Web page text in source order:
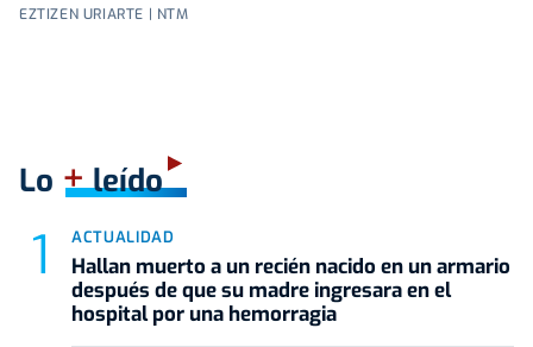
EZTIZEN URIARTE | NTM
Lo +leído
ACTUALIDAD
Hallan muerto a un recién nacido en un armario
después de que su madre ingresara en el
hospital por una hemorragia